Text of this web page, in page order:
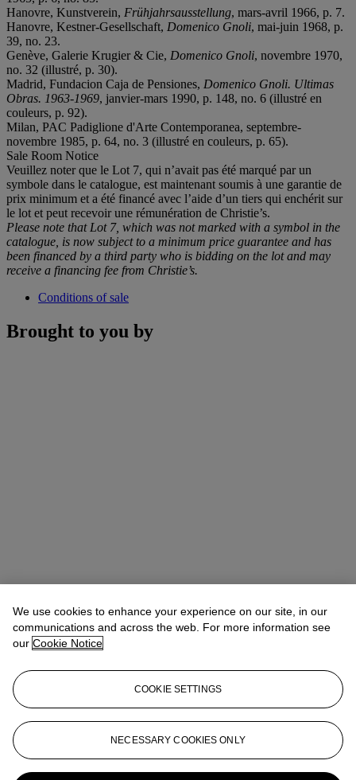
Hanovre, Kunstverein, Frühjahrsausstellung, mars-avril 1966, p. 7.
Hanovre, Kestner-Gesellschaft, Domenico Gnoli, mai-juin 1968, p.
39, no. 23.
Genève, Galerie Krugier & Cie, Domenico Gnoli, novembre 1970,
no. 32 (illustré, p. 30).
Madrid, Fundacion Caja de Pensiones, Domenico Gnoli. Ultimas
Obras. 1963-1969, janvier-mars 1990, p. 148, no. 6 (illustré en
couleurs, p. 92).
Milan, PAC Padiglione d'Arte Contemporanea, septembre-
novembre 1985, p. 64, no. 3 (illustré en couleurs, p. 65).
Sale Room Notice
Veuillez noter que le Lot 7, qui n’avait pas été marqué par un
symbole dans le catalogue, est maintenant soumis à une garantie de
prix minimum et a été financé avec l’aide d’un tiers qui enchérit sur
le lot et peut recevoir une rémunération de Christie’s.
Please note that Lot 7, which was not marked with a symbol in the
catalogue, is now subject to a minimum price guarantee and has
been financed by a third party who is bidding on the lot and may
receive a financing fee from Christie’s.
Conditions of sale
Brought to you by
Antoine LebouteillerInternational Specialist
alebouteiller@christies.com+33 (0)1 40 76 85 83
More fromModerne(s), une collection
We use cookies to enhance your experience on our site, in our
communications and across the web. For more information see
our Cookie Notice
COOKIE SETTINGS
NECESSARY COOKIES ONLY